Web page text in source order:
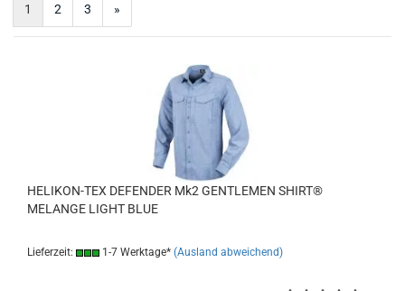
1 2 3 »
HELIKON-TEX DEFENDER Mk2 GENTLEMEN SHIRT®
MELANGE LIGHT BLUE
Lieferzeit: 1-7 Werktage* (Ausland abweichend)